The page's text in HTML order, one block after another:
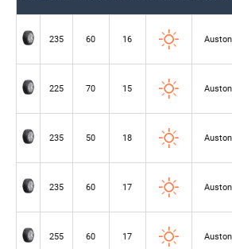
235 60 16
225 70 15
235 50 18
235 60 17
255 60 17